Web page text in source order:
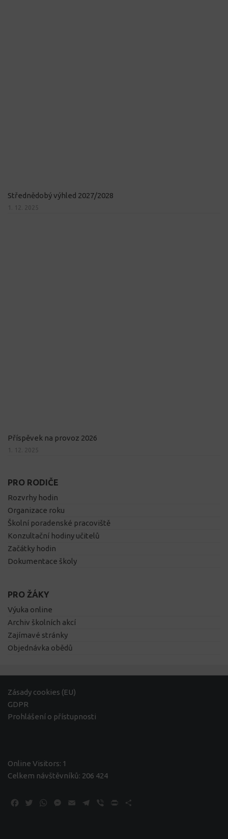
Střednědobý výhled 2027/2028
1. 12. 2025
Příspěvek na provoz 2026
1. 12. 2025
PRO RODIČE
Rozvrhy hodin
Organizace roku
Školní poradenské pracoviště
Konzultační hodiny učitelů
Začátky hodin
Dokumentace školy
PRO ŽÁKY
Výuka online
Archiv školních akcí
Zajímavé stránky
Objednávka obědů
Zásady cookies (EU)
GDPR
Prohlášení o přístupnosti
Online Visitors: 1
Celkem návštěvníků: 206 424
Facebook
TwitterWhatsApp
Messenger
Email Telegram
Viber Print